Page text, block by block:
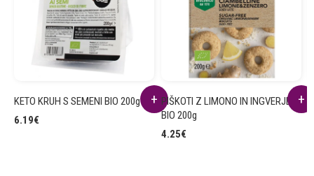
KETO KRUH S SEMENI BIO 200g
6.19€
PIŠKOTI Z LIMONO IN INGVERJEM
BIO 200g
4.25€